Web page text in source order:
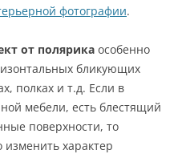
фотографии.
от полярика особенно
бликующих
полках и т.д. Если в
мебели, есть блестящий
поверхности, то
характер